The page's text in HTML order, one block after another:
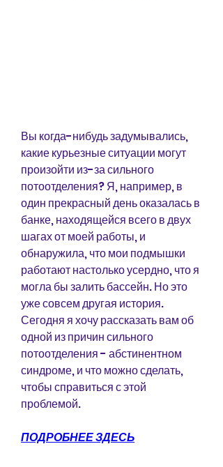
Вы когда-нибудь задумывались,
какие курьезные ситуации могут
произойти из-за сильного
потоотделения? Я, например, в
один прекрасный день оказалась в
банке, находящейся всего в двух
шагах от моей работы, и
обнаружила, что мои подмышки
работают настолько усердно, что я
могла бы залить бассейн. Но это
уже совсем другая история.
Сегодня я хочу рассказать вам об
одной из причин сильного
потоотделения - абстинентном
синдроме, и что можно сделать,
чтобы справиться с этой
проблемой.
ПОДРОБНЕЕ ЗДЕСЬ